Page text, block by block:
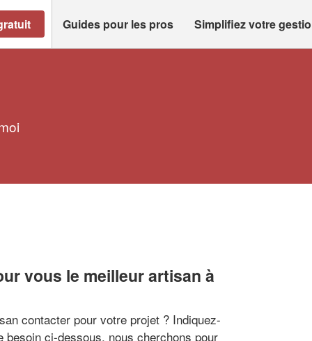
Guides pour les pros Simplifiez votre
vous le meilleur artisan à
contacter pour votre projet ? Indiquez-
besoin ci-dessous, nous cherchons pour